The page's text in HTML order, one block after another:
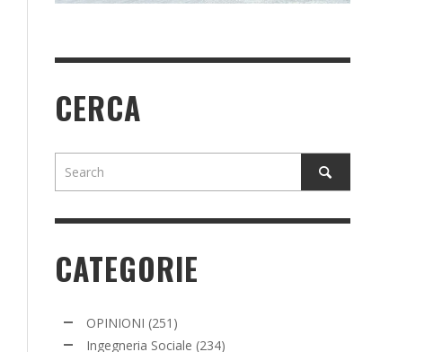
CERCA
CATEGORIE
OPINIONI (251)
Ingegneria Sociale (234)